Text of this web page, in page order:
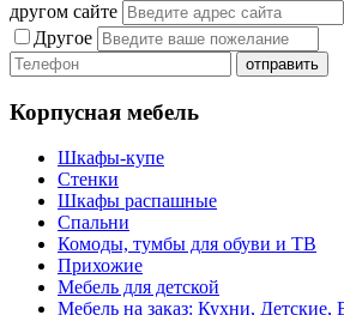
другом сайте
Другое
Корпусная мебель
Шкафы-купе
Стенки
Шкафы распашные
Спальни
Комоды, тумбы для обуви и ТВ
Прихожие
Мебель для детской
Мебель на заказ: Кухни,